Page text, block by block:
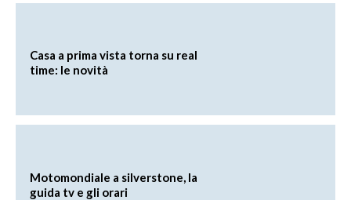
Casa a prima vista torna su real
time: le novità
Motomondiale a silverstone, la
guida tv e gli orari